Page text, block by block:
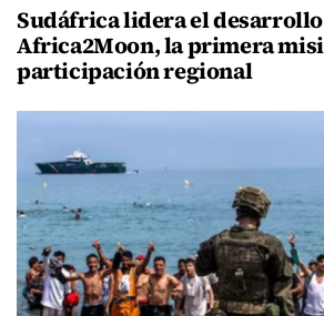
Sudáfrica lidera el
Africa2Moon, la primera
participación regional